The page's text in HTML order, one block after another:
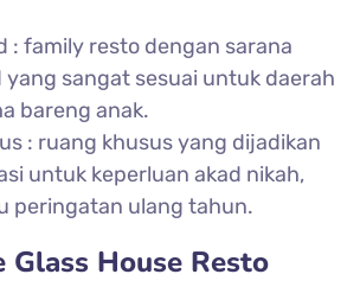
: family resto dengan sarana
sangat sesuai untuk daerah
bareng anak.
: ruang khusus yang dijadikan
untuk keperluan akad nikah,
peringatan ulang tahun.
Glass House Resto